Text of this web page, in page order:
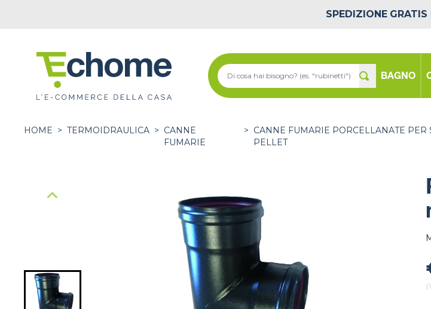
SPEDIZIONE
BAGNO
HOME > TERMOIDRAULICA > CANNE
FUMARIE
> CANNE FUMARIE PORCELLANATE PER
PELLET